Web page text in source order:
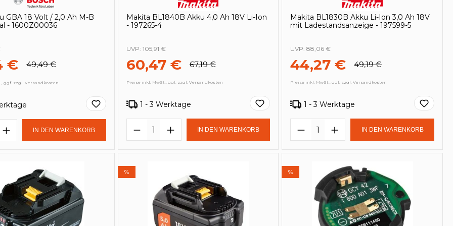
GBA 18 Volt / 2,0 Ah M-B
- 1600Z00036
€ 49,49 €
ggf. zzgl. Versandkosten
Anzahl: Gib den gewünschten Wert ein oder benutze die Schaltflächen
IN DEN WARENKORB
Makita BL1840B Akku 4,0 Ah 18V Li-Ion
- 197265-4
60,47 € 67,19 €
UVP: 105,91 €
Preise inkl. MwSt., ggf. zzgl. Versandkosten
1 - 3 Werktage
Produkt Anzahl: Gib den gewünschten Wert ein
IN DEN WARENKORB
Makita BL1830B Akku Li-Ion 3,0 Ah 18V
mit Ladestandsanzeige - 197599-5
44,27 € 49,19 €
UVP:88,06 €
Preise inkl. MwSt., ggf. zzgl. Versandkosten
1 - 3 Werktage
Produkt Anzahl: Gib den
IN DEN WARENKORB
% %